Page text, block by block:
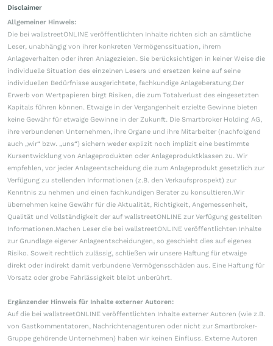
Disclaimer
Allgemeiner Hinweis:
Die bei wallstreetONLINE veröffentlichten Inhalte richten sich an sämtliche
Leser, unabhängig von ihrer konkreten Vermögenssituation, ihrem
Anlageverhalten oder ihren Anlagezielen. Sie berücksichtigen in keiner Weise die
individuelle Situation des einzelnen Lesers und ersetzen keine auf seine
individuellen Bedürfnisse ausgerichtete, fachkundige Anlageberatung.Der
Erwerb von Wertpapieren birgt Risiken, die zum Totalverlust des eingesetzten
Kapitals führen können. Etwaige in der Vergangenheit erzielte Gewinne bieten
keine Gewähr für etwaige Gewinne in der Zukunft. Die Smartbroker Holding AG,
ihre verbundenen Unternehmen, ihre Organe und ihre Mitarbeiter (nachfolgend
auch „wir“ bzw. „uns“) sichern weder explizit noch implizit eine bestimmte
Kursentwicklung von Anlageprodukten oder Anlageproduktklassen zu. Wir
empfehlen, vor jeder Anlageentscheidung die zum Anlageprodukt gesetzlich zur
Verfügung zu stellenden Informationen (z.B. den Verkaufsprospekt) zur
Kenntnis zu nehmen und einen fachkundigen Berater zu konsultieren.Wir
übernehmen keine Gewähr für die Aktualität, Richtigkeit, Angemessenheit,
Qualität und Vollständigkeit der auf wallstreetONLINE zur Verfügung gestellten
Informationen.Machen Leser die bei wallstreetONLINE veröffentlichten Inhalte
zur Grundlage eigener Anlageentscheidungen, so geschieht dies auf eigenes
Risiko. Soweit rechtlich zulässig, schließen wir unsere Haftung für etwaige
direkt oder indirekt damit verbundene Vermögensschäden aus. Eine Haftung für
Vorsatz oder grobe Fahrlässigkeit bleibt unberührt.
Ergänzender Hinweis für Inhalte externer Autoren:
Auf die bei wallstreetONLINE veröffentlichten Inhalte externer Autoren (wie z.B.
von Gastkommentatoren, Nachrichtenagenturen oder nicht zur Smartbroker-
Gruppe gehörende Unternehmen) haben wir keinen Einfluss. Externe Autoren